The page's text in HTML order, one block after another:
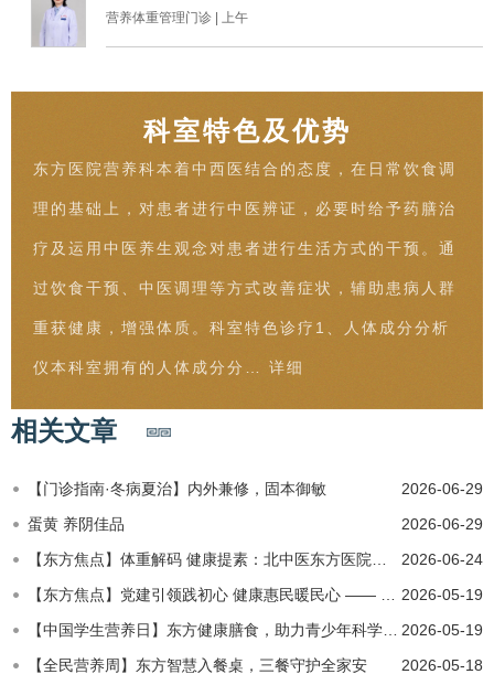
营养体重管理门诊 | 上午
科室特色及优势
东方医院营养科本着中西医结合的态度，在日常饮食调
理的基础上，对患者进行中医辨证，必要时给予药膳治
疗及运用中医养生观念对患者进行生活方式的干预。通
过饮食干预、中医调理等方式改善症状，辅助患病人群
重获健康，增强体质。科室特色诊疗1、人体成分分析
仪本科室拥有的人体成分分… 详细
相关文章
2026-06-29
【门诊指南·冬病夏治】内外兼修，固本御敏
2026-06-29
蛋黄 养阴佳品
2026-06-24
【东方焦点】体重解码 健康提素：北中医东方医院开展全民健康素养宣传月公益义诊
2026-05-19
【东方焦点】党建引领践初心 健康惠民暖民心 —— 北中医东方医院多学科联合义诊活动纪实
2026-05-19
​【中国学生营养日】东方健康膳食，助力青少年科学控重促成长
2026-05-18
​【全民营养周】东方智慧入餐桌，三餐守护全家安